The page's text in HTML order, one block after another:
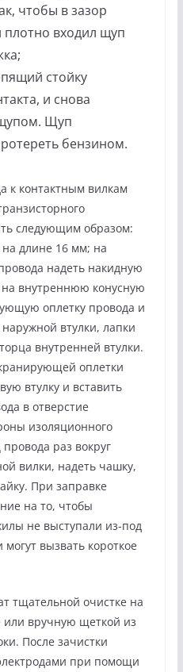
чтобы в зазор
входил щуп
стойку
и снова
Щуп
бензином.
к контактным вилкам
следующим образом:
длине 16 мм; на
надеть накидную
на внутреннюю конусную
оплетку провода и
втулки, лапки
внутренней втулки.
оплетки
втулку и вставить
в отверстие
изоляционного
раз вокруг
вилки, надеть чашку,
При заправке
на то, чтобы
не выступали из-под
вызвать короткое
тщательной очистке на
или вручную щеткой из
После зачистки
при помощи